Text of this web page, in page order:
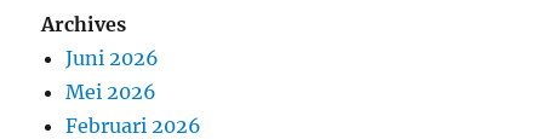
Archives
Juni 2026
Mei 2026
Februari 2026